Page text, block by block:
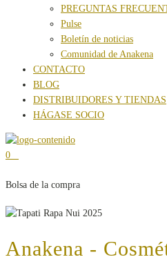
PREGUNTAS
Pulse
Boletín de noticias
Comunidad de Anakena
CONTACTO
BLOG
DISTRIBUIDORES Y TIENDAS
HÁGASE SOCIO
0
Bolsa de la compra
Anakena -